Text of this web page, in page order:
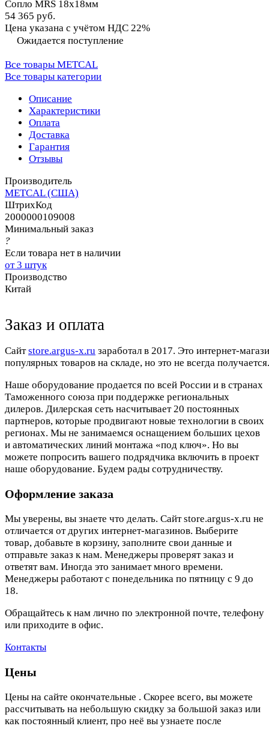
Сопло MRS 18х18мм
54 365 руб.
Цена указана с учётом НДС 22%
Ожидается поступление
Все товары METCAL
Все товары категории
Описание
Характеристики
Оплата
Доставка
Гарантия
Отзывы
Производитель
METCAL (США)
ШтрихКод
2000000109008
Минимальный заказ
?
Если товара нет в наличии
от 3 штук
Производство
Китай
Заказ и оплата
Cайтstore.argus-x.ru заработал в 2017. Это интернет-
популярных товаров на складе, но это не всегда
Наше оборудование продается по всей России и в странах
Таможенного союза при поддержке региональных
дилеров. Дилерская сеть насчитывает 20 постоянных
партнеров, которые продвигают новые технологии в своих
регионах. Мы не занимаемся оснащением больших цехов
и автоматических линий монтажа «под ключ». Но вы
можете попросить вашего подрядчика включить в проект
наше оборудование. Будем рады сотрудничеству.
Оформление заказа
Мы уверены, вы знаете что делать. Сайт store.argus-x.ru не
отличается от других интернет-магазинов. Выберите
товар, добавьте в корзину, заполните свои данные и
отправьте заказ к нам. Менеджеры проверят заказ и
ответят вам. Иногда это занимает много времени.
Менеджеры работают с понедельника по пятницу с 9 до
18.
Обращайтесь к нам лично по электронной почте, телефону
или приходите в офис.
Контакты
Цены
Цены на сайте окончательные . Скорее всего, вы можете
рассчитывать на небольшую скидку за большой заказ или
как постоянный клиент, про неё вы узнаете после